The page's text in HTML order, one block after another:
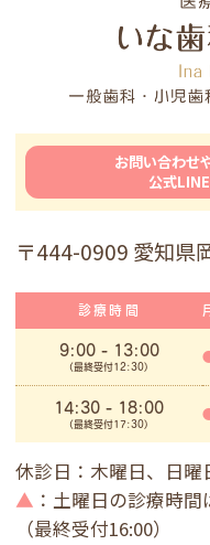
お問い合わせ
公式
〒444-0909 愛知県
診療時間
9:00- 13:00
(最終受付12:30)
14:30 - 18:00
(最終受付17:30)
休診日：木曜日、日曜
▲ ：土曜日の診療時
（最終受付16:00）